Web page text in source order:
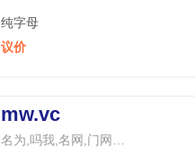
纯字母
议价
mw.vc
名为,吗我,名网,门网…